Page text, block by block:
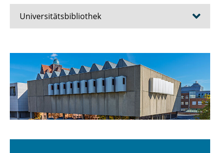
Universitätsbibliothek
Ausleihen & Onlinezugriff
Lernen & Arbeiten
Kursangebote
Publizieren & Open Access